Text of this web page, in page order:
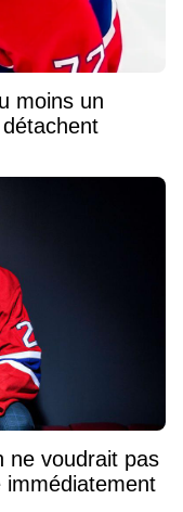
moins un
ne voudrait pas
immédiatement